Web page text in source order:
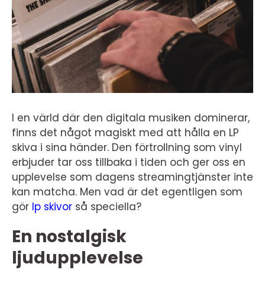
I en värld där den digitala musiken dominerar,
finns det något magiskt med att hålla en LP
skiva i sina händer. Den förtrollning som vinyl
erbjuder tar oss tillbaka i tiden och ger oss en
upplevelse som dagens streamingtjänster inte
kan matcha. Men vad är det egentligen som
gör lp skivor så speciella?
En nostalgisk
ljudupplevelse